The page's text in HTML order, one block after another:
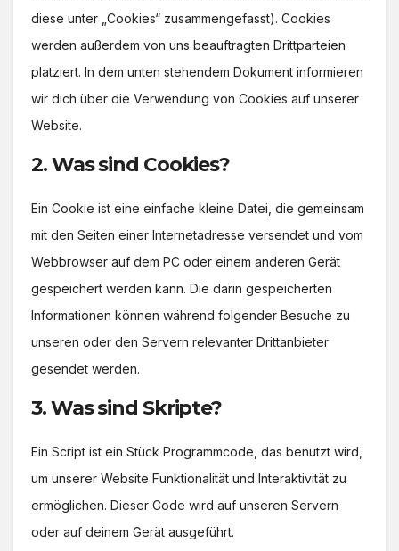
diese unter „Cookies“ zusammengefasst). Cookies
werden außerdem von uns beauftragten Drittparteien
platziert. In dem unten stehendem Dokument informieren
wir dich über die Verwendung von Cookies auf unserer
Website.
2. Was sind Cookies?
Ein Cookie ist eine einfache kleine Datei, die gemeinsam
mit den Seiten einer Internetadresse versendet und vom
Webbrowser auf dem PC oder einem anderen Gerät
gespeichert werden kann. Die darin gespeicherten
Informationen können während folgender Besuche zu
unseren oder den Servern relevanter Drittanbieter
gesendet werden.
3. Was sind Skripte?
Ein Script ist ein Stück Programmcode, das benutzt wird,
um unserer Website Funktionalität und Interaktivität zu
ermöglichen. Dieser Code wird auf unseren Servern
oder auf deinem Gerät ausgeführt.